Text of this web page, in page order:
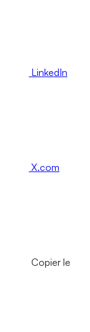
LinkedIn
X.com
Copier le